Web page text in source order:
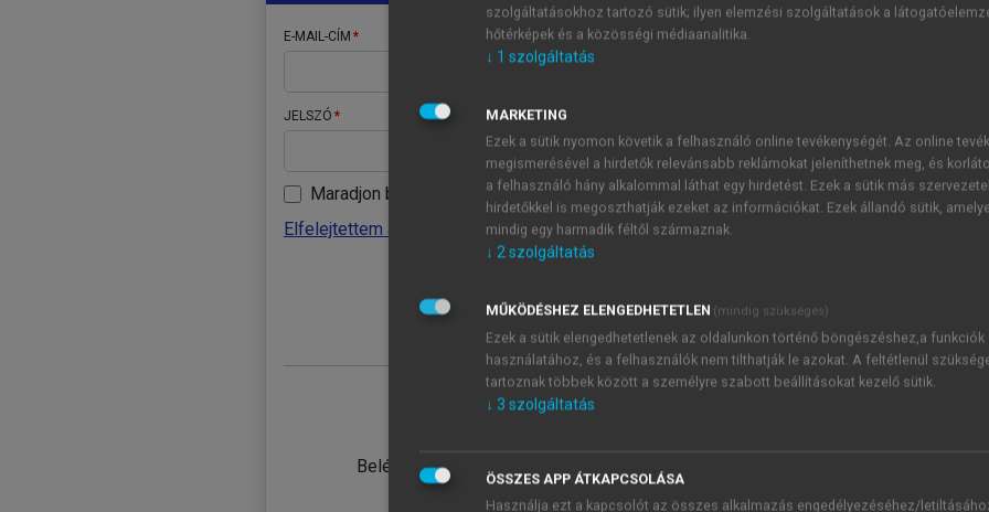
E-MAIL-CÍM
JELSZÓ
Maradjon belépve
Elfelejtettem a jelszavamat
Belépés intézményi azonosítóval
JELSZÓ
Kérek értesítést a MeRSZ
Kérek értesítést az
szolgáltatásokhoz tartozó sütik; ilyen elemzési szolgáltatások a
hőtérképek és a közösségi médiaanalitika.
↓ 1 szolgáltatás
MARKETING
Ezek a sütik nyomon követik a felhasználó online tevékenységét. Az online
megismerésével a hirdetők relevánsabb reklámokat jeleníthetnek meg, és
a felhasználó hány alkalommal láthat egy hirdetést. Ezek a sütik más
hirdetőkkel is megoszthatják ezeket az információkat. Ezek állandó sütik,
mindig egy harmadik féltől származnak.
↓ 2szolgáltatás
MŰKÖDÉSHEZ ELENGEDHETETLEN (mindig szükséges)
Ezek a sütik elengedhetetlenek az oldalunkon történő böngészéshez,a funkciók
használatához, és a felhasználók nem tilthatják le azokat. A feltétlenül
tartoznak többek között a személyre szabott beállításokat kezelő sütik.
↓ 3 szolgáltatás
ÖSSZES APP ÁTKAPCSOLÁSA
Használja ezt a kapcsolót az összes alkalmazás engedélyezéséhez/